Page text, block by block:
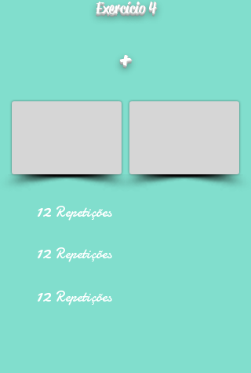
Exercício 4
+
12 Repetições
12 Repetições
12 Repetições